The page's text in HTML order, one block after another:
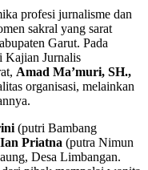
profesi jurnalisme dan
sakral yang sarat
Garut. Pada
Kajian Jurnalis
Amad Ma’muri, SH.,
organisasi, melainkan
(putri Bambang
Ian Priatna (putra Nimun
Desa Limbangan.